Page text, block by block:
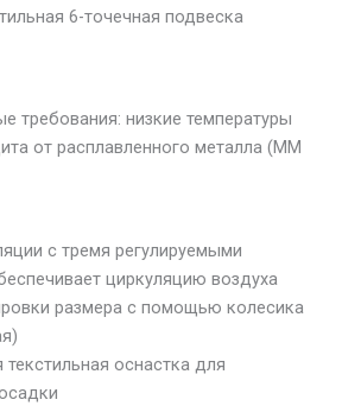
6-точечная подвеска
требования: низкие температуры
от расплавленного металла (MM
с тремя регулируемыми
циркуляцию воздуха
размера с помощью колесика
оснастка для